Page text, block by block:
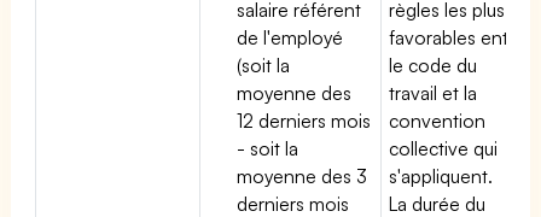
salaire référent
de l'employé
(soit la
moyenne des
12 derniers mois
- soit la
moyenne des 3
derniers mois
règles les plus
favorables entre
le code du
travail et la
convention
collective qui
s'appliquent.
La durée du